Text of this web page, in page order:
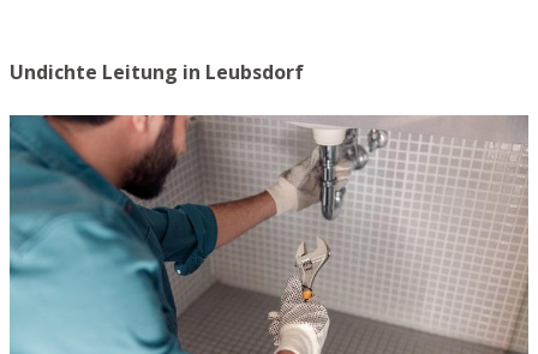
Undichte Leitung in Leubsdorf